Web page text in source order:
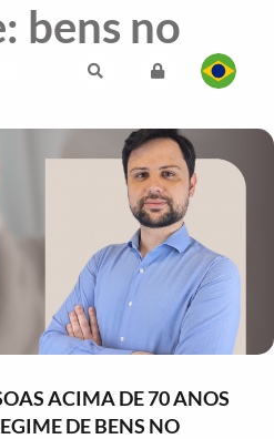
bens no
ACIMA DE 70 ANOS
DE BENS NO